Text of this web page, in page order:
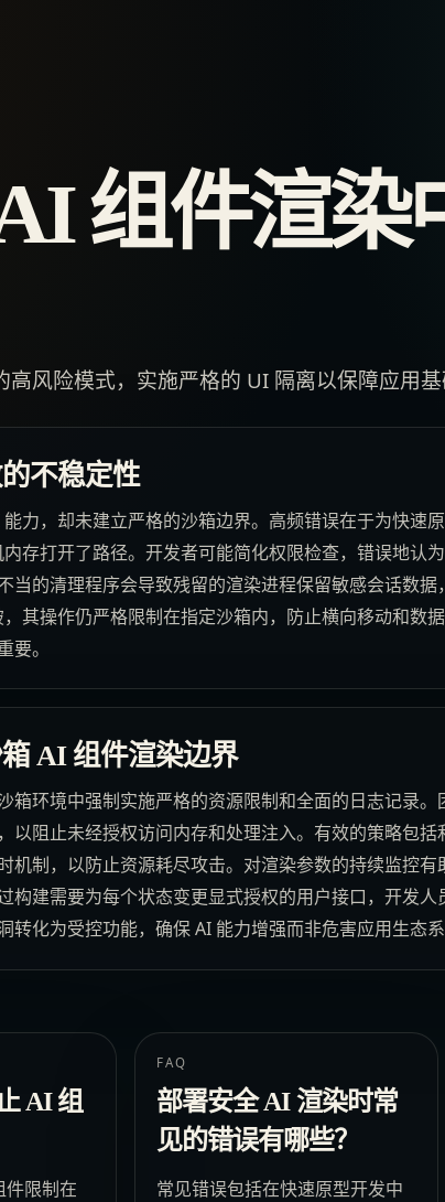
组件渲染
风险模式，实施严格的 UI 隔离以保障应用基
不稳定性
力，却未建立严格的沙箱边界。高频错误在于为快速
存打开了路径。开发者可能简化权限检查，错误地认
当的清理程序会导致残留的渲染进程保留敏感会话数
其操作仍严格限制在指定沙箱内，防止横向移动和数
要。
AI 组件渲染边界
箱环境中强制实施严格的资源限制和全面的日志记录
以阻止未经授权访问内存和处理注入。有效的策略包
机制，以防止资源耗尽攻击。对渲染参数的持续监控
构建需要为每个状态变更显式授权的用户接口，开发
转化为受控功能，确保 AI 能力增强而非危害应用生态系
AI 组
件限制在
FAQ
部署安全 AI 渲染时常
见的错误有哪些？
常见错误包括在快速原型开发中